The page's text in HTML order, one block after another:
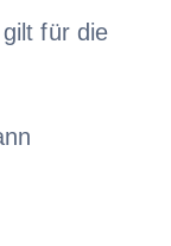
für die